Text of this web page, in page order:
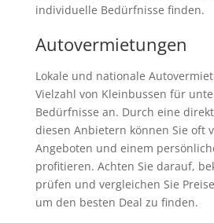
individuelle Bedürfnisse finden.
Autovermietungen
Lokale und nationale
Vielzahl von Kleinbussen für
Bedürfnisse an. Durch eine
diesen Anbietern können Sie oft
Angeboten und einem
profitieren. Achten Sie darauf,
prüfen und vergleichen Sie
um den besten Deal zu finden.